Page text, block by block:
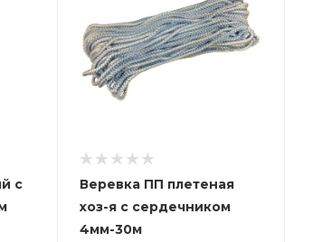
с
Веревка ПП плетеная
хоз-я с сердечником
4мм-30м